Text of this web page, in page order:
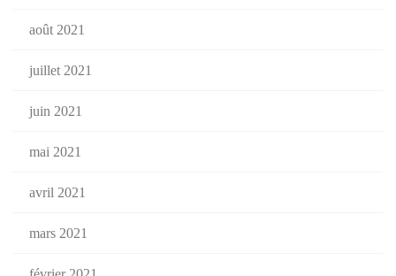
août 2021
juillet 2021
juin 2021
mai 2021
avril 2021
mars 2021